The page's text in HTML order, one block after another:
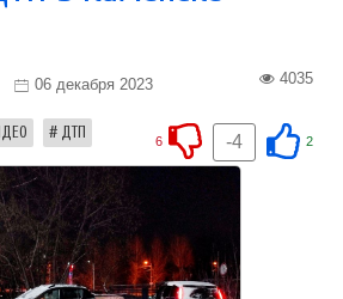
06 декабря 2023 4035
ДТП 2
-4
6